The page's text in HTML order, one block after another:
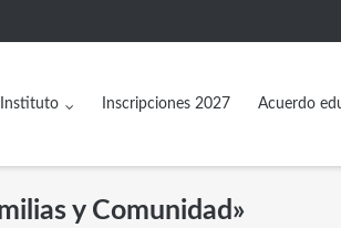
Instituto Inscripciones 2027 Acuerdo
y Comunidad»